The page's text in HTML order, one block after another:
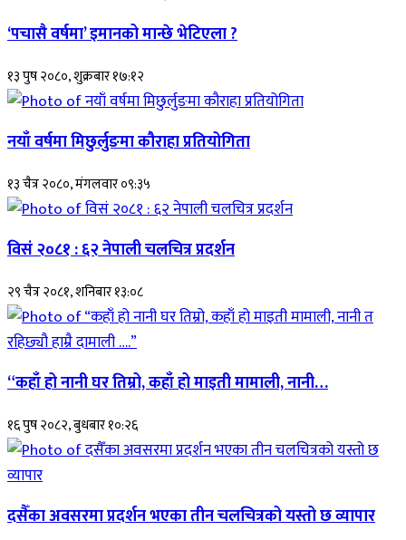
‘पचासै वर्षमा’ इमानको मान्छे भेटिएला ?
१३ पुष २०८०, शुक्रबार १७:१२
नयाँ वर्षमा मिछुर्लुङमा कौराहा प्रतियोगिता
१३ चैत्र २०८०, मंगलवार ०९:३५
विसं २०८१ : ६२ नेपाली चलचित्र प्रदर्शन
२९ चैत्र २०८१, शनिबार १३:०८
“कहाँ हो नानी घर तिम्रो, कहाँ हो माइती मामाली, नानी…
१६ पुष २०८२, बुधबार १०:२६
दसैँका अवसरमा प्रदर्शन भएका तीन चलचित्रको यस्तो छ व्यापार